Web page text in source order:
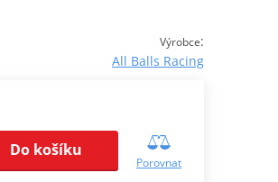
Výrobce:
All Balls Racing
Do košíku
Porovnat